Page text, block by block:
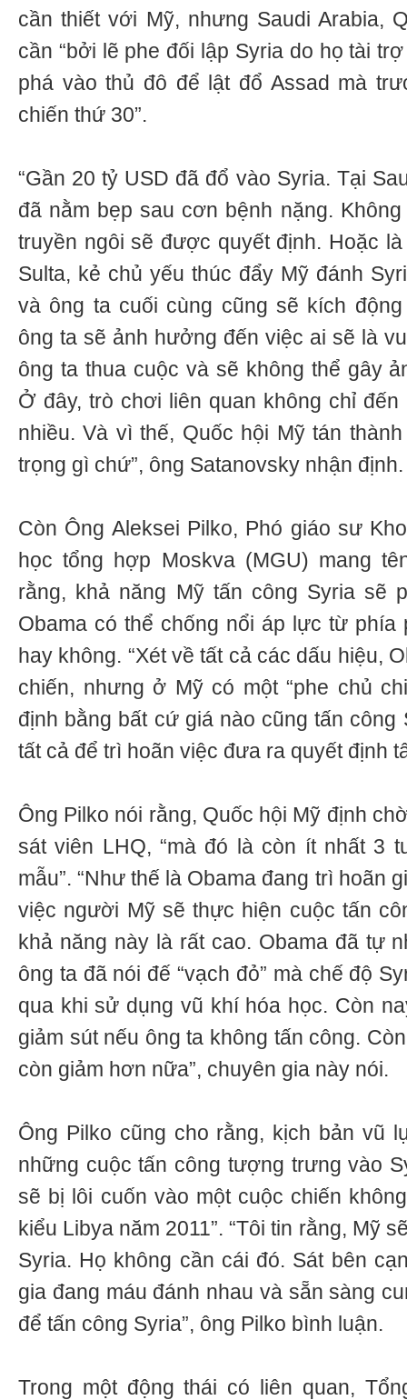
cần thiết với Mỹ, nhưng Saudi Arabia,
cần “bởi lẽ phe đối lập Syria do họ tài
phá vào thủ đô để lật đổ Assad mà
chiến thứ 30”.
“Gần 20 tỷ USD đã đổ vào Syria. Tại
đã nằm bẹp sau cơn bệnh nặng.
truyền ngôi sẽ được quyết định. Hoặc
Sulta, kẻ chủ yếu thúc đẩy Mỹ đánh
và ông ta cuối cùng cũng sẽ kích
ông ta sẽ ảnh hưởng đến việc ai sẽ là
ông ta thua cuộc và sẽ không thể gây
Ở đây, trò chơi liên quan không chỉ
nhiều. Và vì thế, Quốc hội Mỹ tán
trọng gì chứ”, ông Satanovsky nhận định.
Còn Ông Aleksei Pilko, Phó giáo sư
học tổng hợp Moskva (MGU) mang
rằng, khả năng Mỹ tấn công Syria sẽ
Obama có thể chống nổi áp lực từ phía
hay không. “Xét về tất cả các dấu hiệu,
chiến, nhưng ở Mỹ có một “phe chủ
định bằng bất cứ giá nào cũng tấn công
tất cả để trì hoãn việc đưa ra quyết định
Ông Pilko nói rằng, Quốc hội Mỹ định
sát viên LHQ, “mà đó là còn ít nhất 3
mẫu”. “Như thế là Obama đang trì hoãn
việc người Mỹ sẽ thực hiện cuộc tấn
khả năng này là rất cao. Obama đã tự
ông ta đã nói đế “vạch đỏ” mà chế độ
qua khi sử dụng vũ khí hóa học. Còn
giảm sút nếu ông ta không tấn công.
còn giảm hơn nữa”, chuyên gia này nói.
Ông Pilko cũng cho rằng, kịch bản vũ
những cuộc tấn công tượng trưng vào
sẽ bị lôi cuốn vào một cuộc chiến
kiểu Libya năm 2011”. “Tôi tin rằng, Mỹ
Syria. Họ không cần cái đó. Sát bên
gia đang máu đánh nhau và sẵn sàng
để tấn công Syria”, ông Pilko bình luận.
Trong một động thái có liên quan,